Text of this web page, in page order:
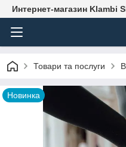
Интернет-магазин Klambi
Товари та послуги
Новинка